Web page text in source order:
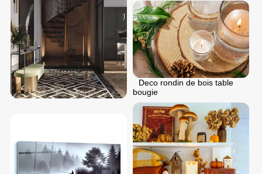
Deco rondin de bois table
bougie